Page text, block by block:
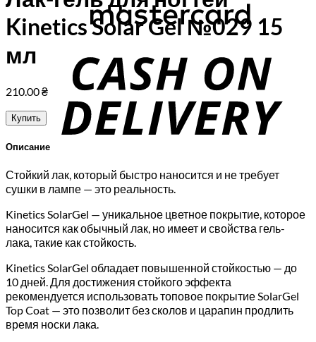
Kinetics Solar Gel №029 15
мл
210.00₴
Купить
Описание
Стойкий лак, который быстро наносится и не требует
сушки в лампе — это реальность.
Kinetics SolarGel — уникальное цветное покрытие, которое
наносится как обычный лак, но имеет и свойства гель-
лака, такие как стойкость.
Kinetics SolarGel обладает повышенной стойкостью — до
10 дней. Для достижения стойкого эффекта
рекомендуется использовать топовое покрытие SolarGel
Top Coat — это позволит без сколов и царапин продлить
время носки лака.